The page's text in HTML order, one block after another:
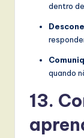
dentro
quando
13.